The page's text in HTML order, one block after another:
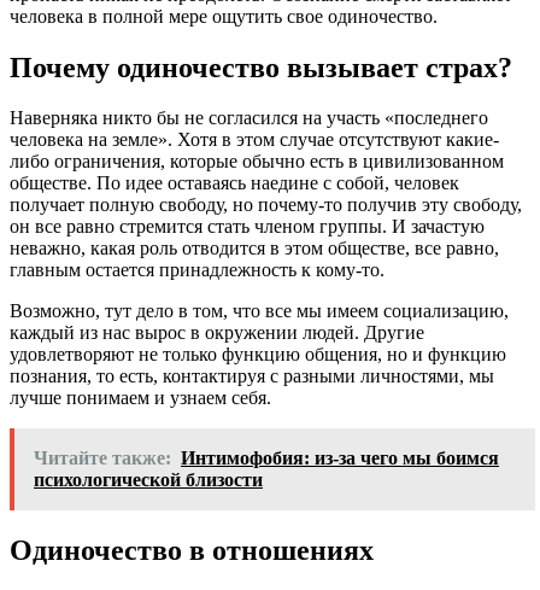
человека в полной мере ощутить свое одиночество.
Почему одиночество вызывает страх?
Наверняка никто бы не согласился на участь «последнего
человека на земле». Хотя в этом случае отсутствуют какие-
либо ограничения, которые обычно есть в цивилизованном
обществе. По идее оставаясь наедине с собой, человек
получает полную свободу, но почему-то получив эту свободу,
он все равно стремится стать членом группы. И зачастую
неважно, какая роль отводится в этом обществе, все равно,
главным остается принадлежность к кому-то.
Возможно, тут дело в том, что все мы имеем социализацию,
каждый из нас вырос в окружении людей. Другие
удовлетворяют не только функцию общения, но и функцию
познания, то есть, контактируя с разными личностями, мы
лучше понимаем и узнаем себя.
Читайте также: Интимофобия: из-за чего мы боимся
психологической близости
Одиночество в отношениях